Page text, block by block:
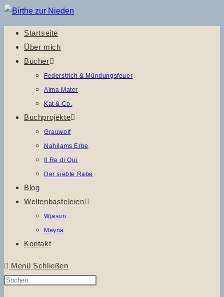
Zum
Inhalt
springen
Startseite
Über mich
Bücher
Federstrich & Mündungsfeuer
Alma Mater
Kat & Co.
Buchprojekte
Grauwolf
Nahilams Erbe
Il Re di Qui
Der siebte Rabe
Blog
Weltenbasteleien
Wjasun
Mayna
Kontakt
Menü Schließen